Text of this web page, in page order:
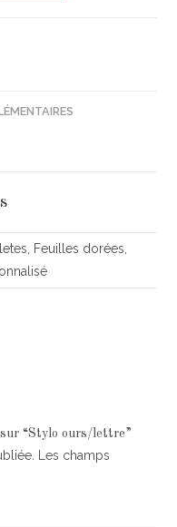
Feuilles dorées,
“Stylo ours/lettre”
Les champs